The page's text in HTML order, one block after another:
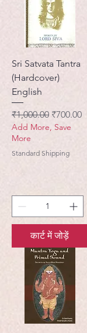
Sri Satvata Tantra
(Hardcover)
English
नियमित मूल्य
₹1,000.00 बिक्री मूल्य
₹700.00
Add More, Save
More
Standard Shipping
कार्ट में जोड़ें